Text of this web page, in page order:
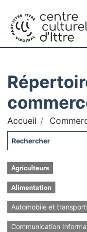
Accueil
Agriculteurs
Alimentation
Automobile et
Communication